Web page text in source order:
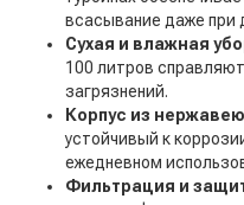
всасывание даже при
Сухая и влажная
100 литров
загрязнений.
Корпус из
устойчивый к
ежедневном
Фильтрация и